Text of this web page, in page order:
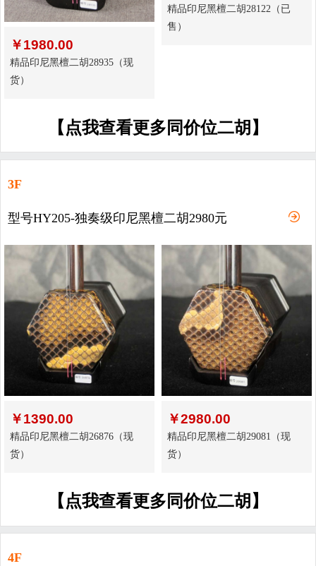
￥1980.00
精品印尼黑檀二胡28935（现
货）
精品印尼黑檀二胡28122（已
售）
【点我查看更多同价位二胡】
3F
型号HY205-独奏级印尼黑檀二胡2980元
￥1390.00
精品印尼黑檀二胡26876（现
货）
￥2980.00
精品印尼黑檀二胡29081（现
货）
【点我查看更多同价位二胡】
4F